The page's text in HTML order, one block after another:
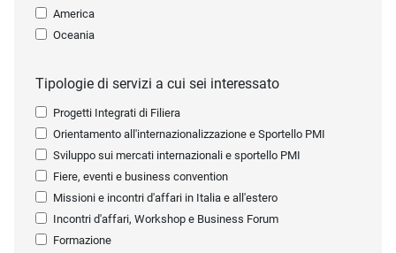
America
Oceania
Tipologie di servizi a cui sei interessato
Progetti Integrati di Filiera
Orientamento all'internazionalizzazione e Sportello PMI
Sviluppo sui mercati internazionali e sportello PMI
Fiere, eventi e business convention
Missioni e incontri d'affari in Italia e all'estero
Incontri d'affari, Workshop e Business Forum
Formazione